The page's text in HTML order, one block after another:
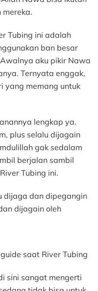
Tubing ini adalah
ban besar
aku pikir Nawa
Ternyata enggak,
yang memang untuk
lengkap ya.
plus selalu dijagain
gak sedalam
berjalan sambil
Tubing ini.
dijaga dan dipegangin
dijagain oleh
saat River Tubing
sini sangat mengerti